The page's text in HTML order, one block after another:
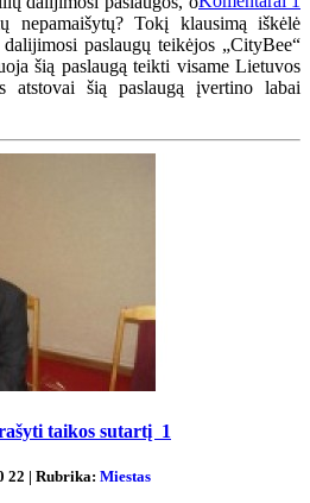
nepamaišytų? Tokį klausimą iškėlė
paslaugų teikėjos „CityBee“
šią paslaugą teikti visame Lietuvos
atstovai šią paslaugą įvertino labai
taikos sutartį 1
22 | Rubrika: Miestas